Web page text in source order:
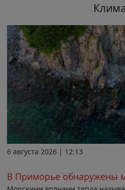
6 августа 2026 | 12:13
В Приморье обнаружены